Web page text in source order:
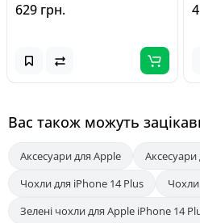
Синій
629 грн.
Вас також можуть
Аксесуари для Apple
Чохли для iPhone 14 Plus
Зелені чохли для Apple iPhone 14